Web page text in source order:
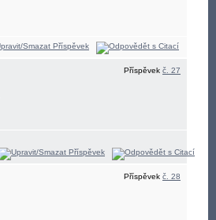
Příspěvek č. 27
Příspěvek č. 28